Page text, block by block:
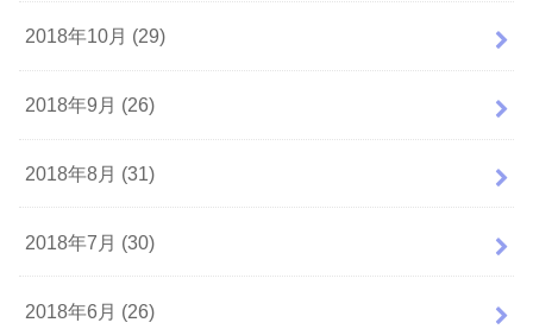
2018年10月 (29)
2018年9月 (26)
2018年8月 (31)
2018年7月 (30)
2018年6月 (26)